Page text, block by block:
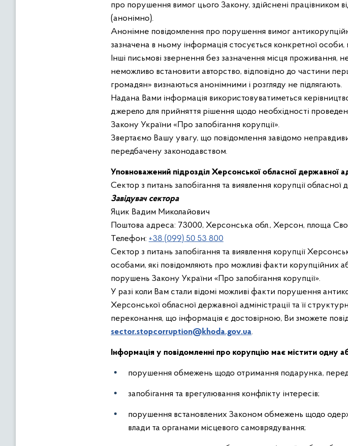
про порушення вимог цього Закону, здійснені працівником
(анонімно).
Анонімне повідомлення про порушення вимог
зазначена в ньому інформація стосується конкретної особи,
Інші письмові звернення без зазначення місця проживання,
неможливо встановити авторство, відповідно до частини
громадян» визнаються анонімними і розгляду не підлягають.
Надана Вами інформація використовуватиметься
джерело для прийняття рішення щодо необхідності
Закону України «Про запобігання корупції».
Звертаємо Вашу увагу, що повідомлення завідомо
передбачену законодавством.
Уповноважений підрозділ Херсонської обласної державної
Сектор з питань запобігання та виявлення корупції обласної
Завідувач сектора
Яцик Вадим Миколайович
Поштова адреса: 73000, Херсонська обл., Херсон, площа
Телефон: +38 (099) 50 53 800
Сектор з питань запобігання та виявлення корупції
особами, які повідомляють про можливі факти корупційних
порушень Закону України «Про запобігання корупції».
У разі коли Вам стали відомі можливі факти порушення
Херсонської обласної державної адміністрації та її
переконання, що інформація є достовірною, Ви зможете
sector.stopcorruption@khoda.gov.ua.
Інформація у повідомленні про корупцію має містити одну
порушення обмежень щодо отримання подарунка,
запобігання та врегулювання конфлікту інтересів;
порушення встановлених Законом обмежень щодо
влади та органами місцевого самоврядування;